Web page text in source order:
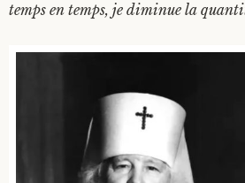
temps en temps, je diminue la